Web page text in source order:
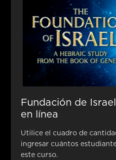
Fundación de
en línea
Utilice el cuadro de
ingresar cuántos
este curso.